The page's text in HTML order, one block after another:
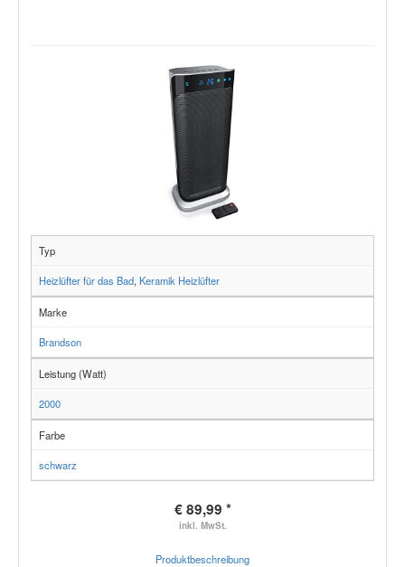
Typ
Heizlüfter für das Bad, Keramik Heizlüfter
Marke
Brandson
Leistung (Watt)
2000
Farbe
schwarz
€ 89,99 *
inkl. MwSt.
Produktbeschreibung